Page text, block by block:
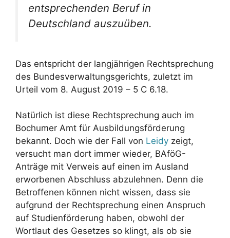
entsprechenden Beruf in
Deutschland auszuüben.
Das entspricht der langjährigen Rechtsprechung
des Bundesverwaltungsgerichts, zuletzt im
Urteil vom 8. August 2019 – 5 C 6.18.
Natürlich ist diese Rechtsprechung auch im
Bochumer Amt für Ausbildungsförderung
bekannt. Doch wie der Fall von Leidy zeigt,
versucht man dort immer wieder, BAföG-
Anträge mit Verweis auf einen im Ausland
erworbenen Abschluss abzulehnen. Denn die
Betroffenen können nicht wissen, dass sie
aufgrund der Rechtsprechung einen Anspruch
auf Studienförderung haben, obwohl der
Wortlaut des Gesetzes so klingt, als ob sie